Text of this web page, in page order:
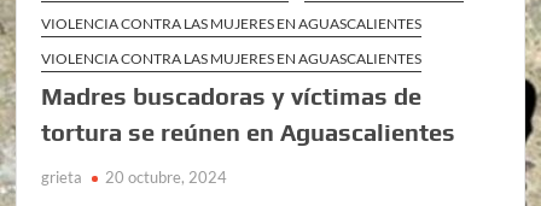
VIOLENCIA CONTRA LAS MUJERES EN AGUASCALIENTES
VIOLENCIA CONTRA LAS MUJERES EN AGUASCALIENTES
Madres buscadoras y víctimas de
tortura se reúnen en Aguascalientes
grieta 20 octubre, 2024